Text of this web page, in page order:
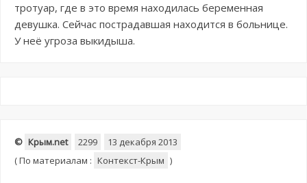
тротуар, где в это время находилась беременная
девушка. Сейчас пострадавшая находится в больнице.
У неё угроза выкидыша.
© Крым.net 2299
13 декабря 2013
(По материалам : Контекст-Крым )